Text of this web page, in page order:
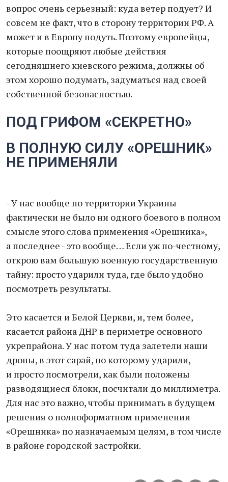
вопрос очень серьезный: куда ветер подует? И
совсем не факт, что в сторону территории РФ. А
может и в Европу подуть. Поэтому европейцы,
которые поощряют любые действия
сегодняшнего киевского режима, должны об
этом хорошо подумать, задуматься над своей
собственной безопасностью.
ПОД ГРИФОМ «СЕКРЕТНО»
В ПОЛНУЮ СИЛУ «ОРЕШНИК»
НЕ ПРИМЕНЯЛИ
- У нас вообще по территории Украины
фактически не было ни одного боевого в полном
смысле этого слова применения «Орешника»,
а последнее - это вообще… Если уж по-честному,
открою вам большую военную государственную
тайну: просто ударили туда, где было удобно
посмотреть результаты.
Это касается и Белой Церкви, и, тем более,
касается района ДНР в периметре основного
укрепрайона. У нас потом туда залетели наши
дроны, в этот сарай, по которому ударили,
и просто посмотрели, как были положены
разводящиеся блоки, посчитали до миллиметра.
Для нас это важно, чтобы принимать в будущем
решения о полноформатном применении
«Орешника» по назначаемым целям, в том числе
в районе городской застройки.